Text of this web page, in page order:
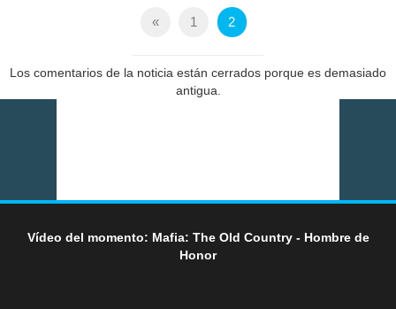
« 1 2
Los comentarios de la noticia están cerrados porque es demasiado
antigua.
Vídeo del momento: Mafia: The Old Country - Hombre de
Honor